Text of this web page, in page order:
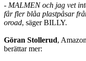
- MALMEN och jag vet
får fler blåa plastpåsar
oroad, säger BILLY.
Göran Stollerud,
berättar mer: